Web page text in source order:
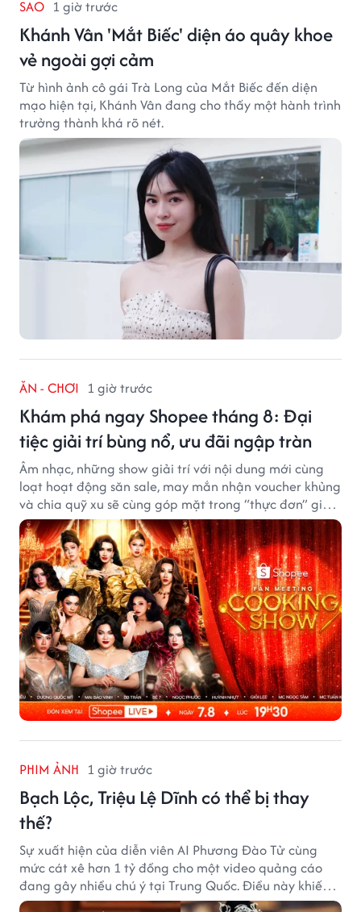
SAO 1 giờ trước
Khánh Vân 'Mắt Biếc' diện áo quây khoe
vẻ ngoài gợi cảm
Từ hình ảnh cô gái Trà Long của Mắt Biếc đến diện
mạo hiện tại, Khánh Vân đang cho thấy một hành trình
trưởng thành khá rõ nét.
ĂN - CHƠI 1 giờ trước
Khám phá ngay Shopee tháng 8: Đại
tiệc giải trí bùng nổ, ưu đãi ngập tràn
Âm nhạc, những show giải trí với nội dung mới cùng
loạt hoạt động săn sale, may mắn nhận voucher khủng
và chia quỹ xu sẽ cùng góp mặt trong “thực đơn” giải
trí cuối tuần trên Shopee, diễn ra liên tiếp vào ngày
7/8 và 8/8.
PHIM ẢNH 1 giờ trước
Bạch Lộc, Triệu Lệ Dĩnh có thể bị thay
thế?
Sự xuất hiện của diễn viên AI Phương Đào Tử cùng
mức cát xê hơn 1 tỷ đồng cho một video quảng cáo
đang gây nhiều chú ý tại Trung Quốc. Điều này khiến
không ít người đặt câu hỏi liệu những ngôi sao hàng